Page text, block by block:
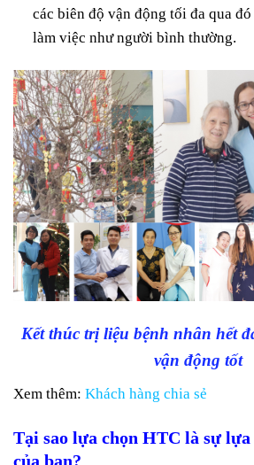
các biên độ vận động tối đa qua
làm việc như người bình thường.
Kết thúc trị liệu bệnh nhân hết
vận động tốt
Xem thêm: Khách hàng chia sẻ
Tại sao lựa chọn HTC là sự
của bạn?